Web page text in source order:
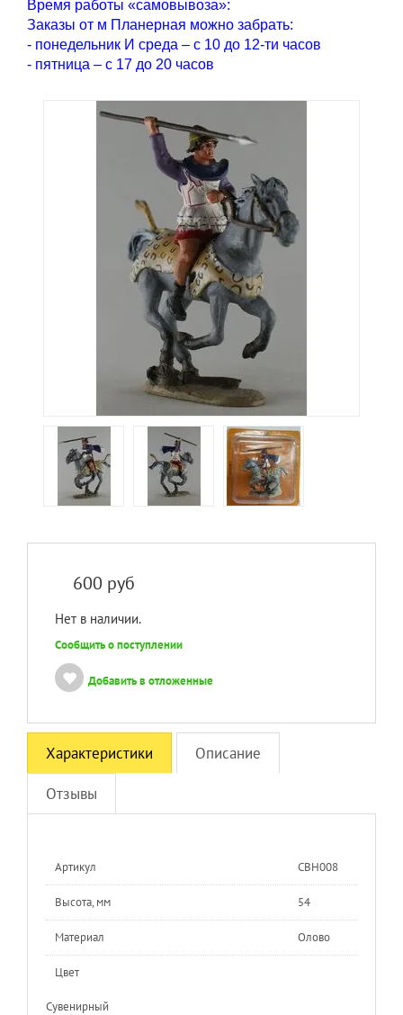
Время работы «самовывоза»:
Заказы от м Планерная можно забрать:
- понедельник И среда – с 10 до 12-ти часов
- пятница – с 17 до 20 часов
600 руб
Нет в наличии.
Сообщить о поступлении
Добавить в отложенные
Характеристики Описание
Отзывы
Артикул CBH008
Высота, мм 54
Материал Олово
Цвет
Сувенирный